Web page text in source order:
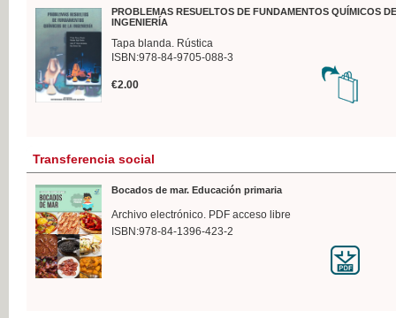
PROBLEMAS RESUELTOS DE FUNDAMENTOS QUÍMICOS
INGENIERÍA
Tapa blanda. Rústica
ISBN:978-84-9705-088-3
€2.00
Transferencia social
Bocados de mar. Educación primaria
Archivo electrónico. PDF acceso libre
ISBN:978-84-1396-423-2